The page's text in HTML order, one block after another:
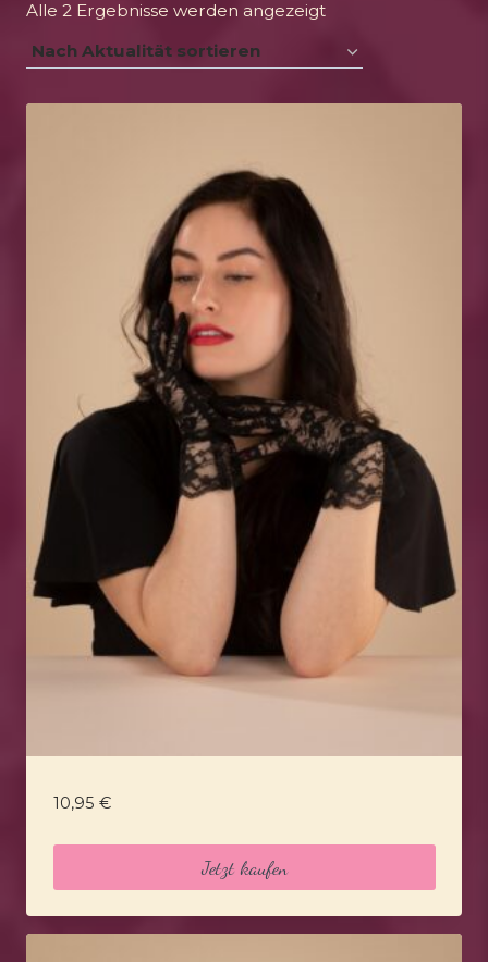
Alle 2 Ergebnisse werden angezeigtNach
sortiert
10,95 €
Jetzt kaufen